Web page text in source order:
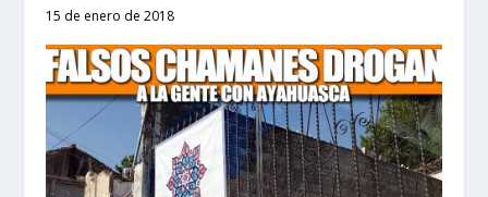
15 de enero de 2018